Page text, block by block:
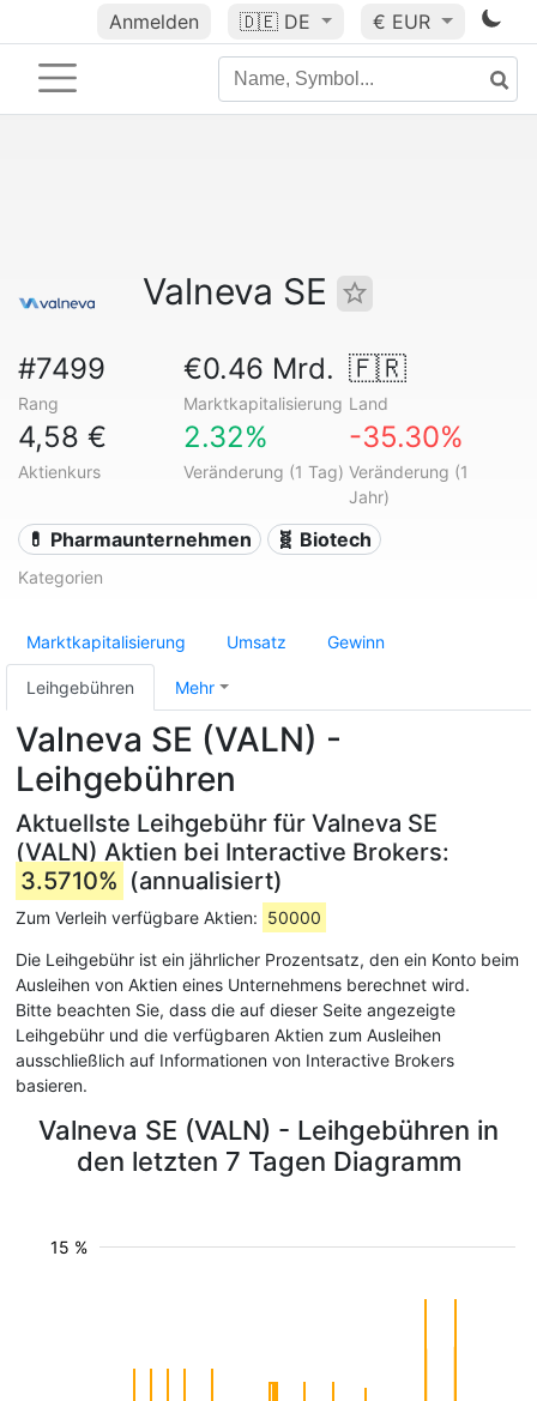
Anmelden 🇩🇪 DE € EUR
Valneva SE
#7499
Rang
€0.46 Mrd.
Marktkapitalisierung
🇫🇷
Land
4,58 €
Aktienkurs
2.32%
Veränderung (1 Tag)
-35.30%
Veränderung (1
Jahr)
💊 Pharmaunternehmen 🧬 Biotech
Kategorien
Marktkapitalisierung Umsatz Gewinn
Leihgebühren Mehr
Valneva SE (VALN) -
Leihgebühren
Aktuellste Leihgebühr für Valneva SE
(VALN) Aktien bei Interactive Brokers:
3.5710% (annualisiert)
Zum Verleih verfügbare Aktien: 50000
Die Leihgebühr ist ein jährlicher Prozentsatz, den ein Konto beim
Ausleihen von Aktien eines Unternehmens berechnet wird.
Bitte beachten Sie, dass die auf dieser Seite angezeigte
Leihgebühr und die verfügbaren Aktien zum Ausleihen
ausschließlich auf Informationen von Interactive Brokers
basieren.
Valneva SE (VALN) - Leihgebühren in
den letzten 7 Tagen Diagramm
15 %